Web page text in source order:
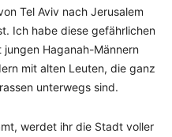
Tel Aviv nach Jerusalem
Ich habe diese gefährlichen
Haganah-Männern
mit alten Leuten, die ganz
unterwegs sind.
werdet ihr die Stadt voller